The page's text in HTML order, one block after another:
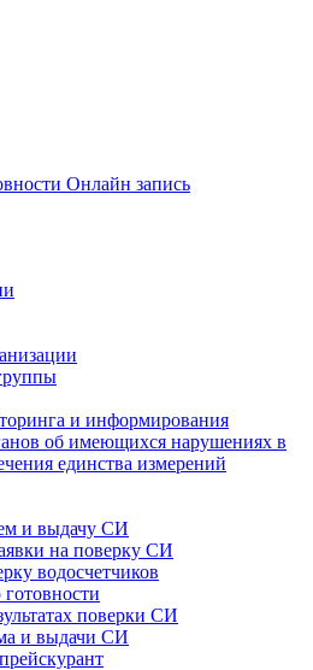
Онлайн запись
и информирования
об имеющихся нарушениях в
единства измерений
и выдачу СИ
на поверку СИ
водосчетчиков
поверки СИ
и выдачи СИ